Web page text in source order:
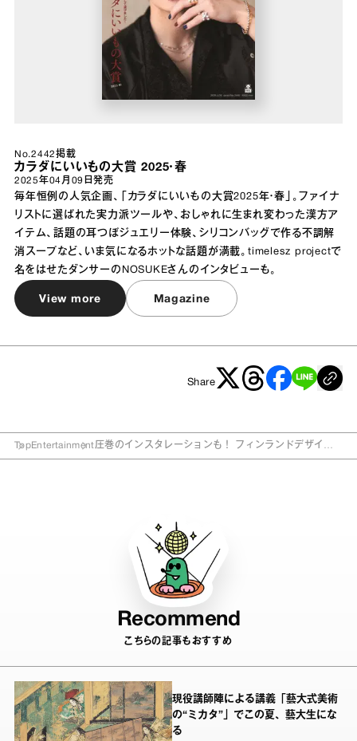
No.2442掲載
カラダにいいもの大賞 2025・春
2025年04月09日 発売
毎年恒例の人気企画、「カラダにいいもの大賞2025年・春」。ファイナ
リストに選ばれた実力派ツールや、おしゃれに生まれ変わった漢方ア
イテム、話題の耳つぼジュエリー体験、シリコンバッグで作る不調解
消スープなど、いま気になるホットな話題が満載。timelesz projectで
名をはせたダンサーのNOSUKEさんのインタビューも。
View more Magazine
Share
TopEntertainment圧巻のインスタレーションも！ フィンランドデザイン
Recommend
こちらの記事もおすすめ
現役講師陣による講義「藝大式美術
の“ミカタ”」でこの夏、藝大生にな
る